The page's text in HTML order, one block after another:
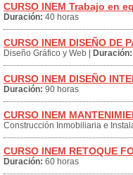
CURSO INEM Trabajo en
Duración: 40 horas
CURSO INEM DISEÑO DE
Diseño Gráfico y Web
Duración:
CURSO INEM DISEÑO
Duración: 90 horas
CURSO INEM
Construcción Inmobiliaria e
CURSO INEM RETOQUE
Duración: 60 horas